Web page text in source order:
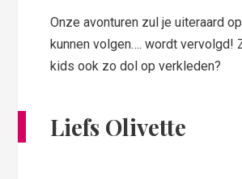
Onze avonturen zul je uiteraard
kunnen volgen…. wordt vervolgd!
kids ook zo dol op verkleden?
Liefs Olivette